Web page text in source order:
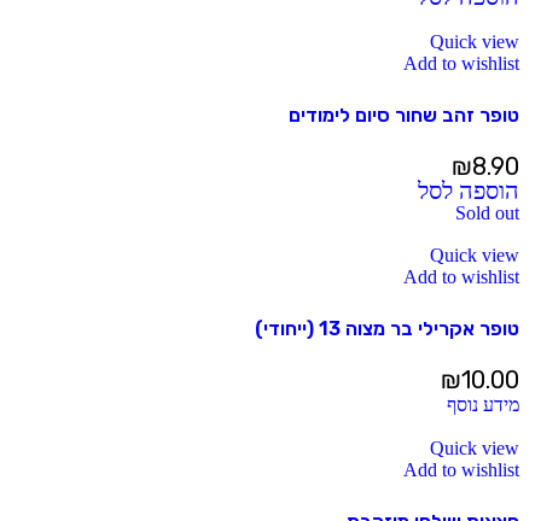
Quick view
Add to wishlist
טופר זהב שחור סיום לימודים
₪8.90
הוספה לסל
Sold out
Quick view
Add to wishlist
טופר אקרילי בר מצוה 13 (ייחודי)
₪10.00
מידע נוסף
Quick view
Add to wishlist